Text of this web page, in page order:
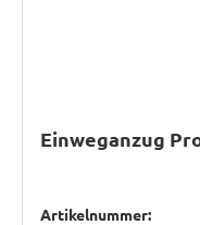
Einweganzug
Artikelnummer: